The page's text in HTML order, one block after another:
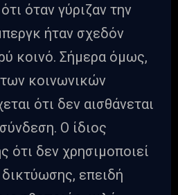
όταν γύριζαν την
ήταν σχεδόν
κοινό. Σήμερα όμως,
των κοινωνικών
ότι δεν αισθάνεται
Ο ίδιος
ότι δεν χρησιμοποιεί
επειδή